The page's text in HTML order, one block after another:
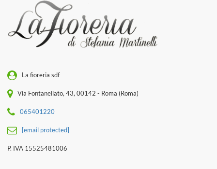
La fioreria sdf
Via Fontanellato, 43, 00142 - Roma (Roma)
065401220
[email protected]
P. IVA 15525481006